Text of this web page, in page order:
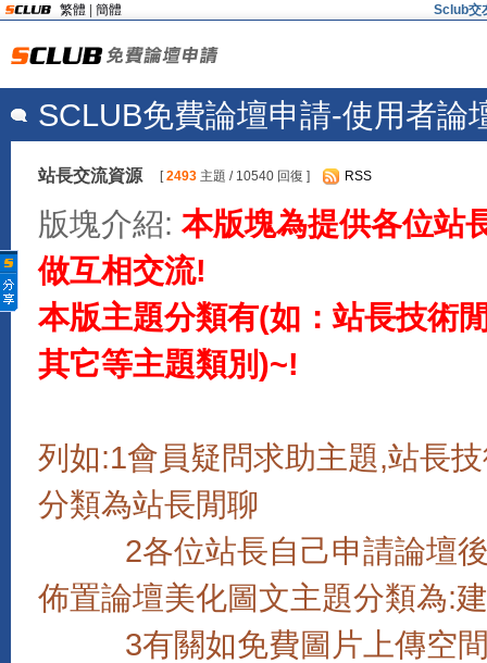
繁體 簡體 Sclub交
SCLUB免費論壇申請-使用者論
站長交流資源 [2493主題 / 10540 回復 ] RSS
版塊介紹: 本版塊為提供各位站
做互相交流!
本版主題分類有(如：站長技術
其它等主題類別)~!
列如:1會員疑問求助主題,站長
分類為站長閒聊
2各位站長自己申請論壇後
佈置論壇美化圖文主題分類為:
3有關如免費圖片上傳空間,